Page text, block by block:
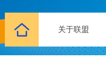
关于联盟